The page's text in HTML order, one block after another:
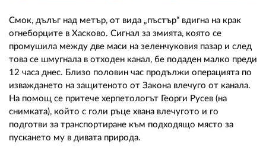
Смок, дълъг над метър, от вида „пъстър“ вдигна на крак
огнеборците в Хасково. Сигнал за змията, която се
промушила между две маси на зеленчуковия пазар и след
това се шмугнала в отходен канал, бе подаден малко преди
12 часа днес. Близо половин час продължи операцията по
изваждането на защитеното от Закона влечуго от канала.
На помощ се притече херпетологът Георги Русев (на
снимката), който с голи ръце хвана влечугото и го
подготви за транспортиране към подходящо място за
пускането му в дивата природа.